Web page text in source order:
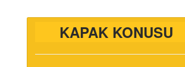
KAPAK KONUSU